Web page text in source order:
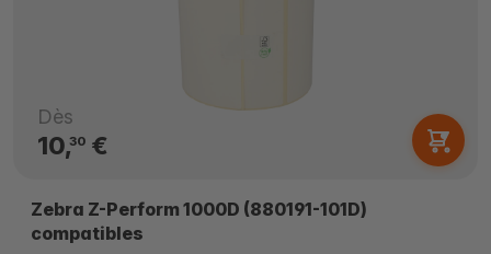
Dès
10,30€
Zebra Z-Perform 1000D (880191-101D)
compatibles